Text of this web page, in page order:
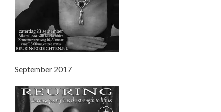
September 2017